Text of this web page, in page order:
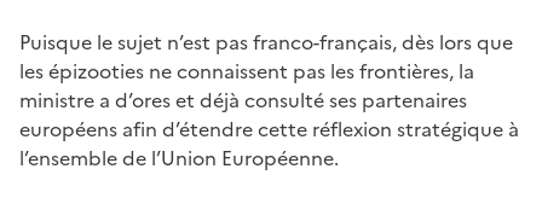
Puisque le sujet n’est pas franco-français, dès lors que
les épizooties ne connaissent pas les frontières, la
ministre a d’ores et déjà consulté ses partenaires
européens afin d’étendre cette réflexion stratégique à
l’ensemble de l’Union Européenne.